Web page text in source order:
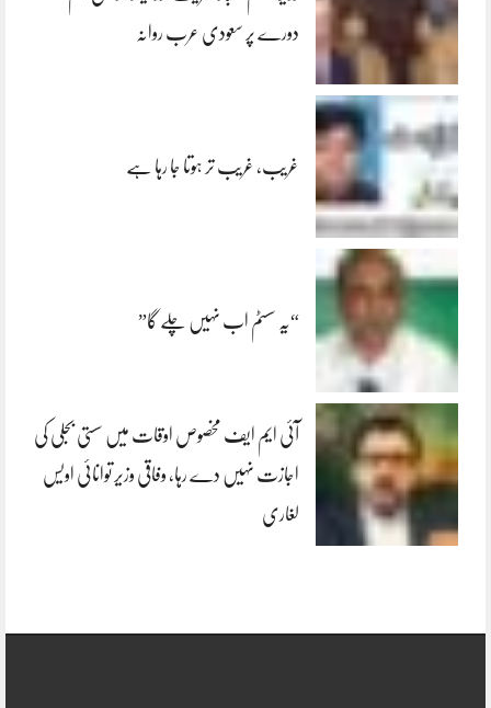
دورے پر سعودی عرب روانہ
غریب، غریب تر ہوتا جا رہا ہے
“یہ سسٹم اب نہیں چلے گا”
آئی ایم ایف مخصوص اوقات میں سستی بجلی کی
اجازت نہیں دے رہا، وفاقی وزیر توانائی اویس
لغاری